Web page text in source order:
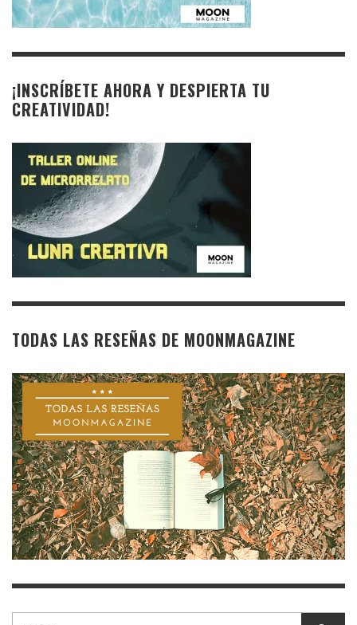
¡INSCRÍBETE AHORA Y DESPIERTA TU
CREATIVIDAD!
TODAS LAS RESEÑAS DE MOONMAGAZINE